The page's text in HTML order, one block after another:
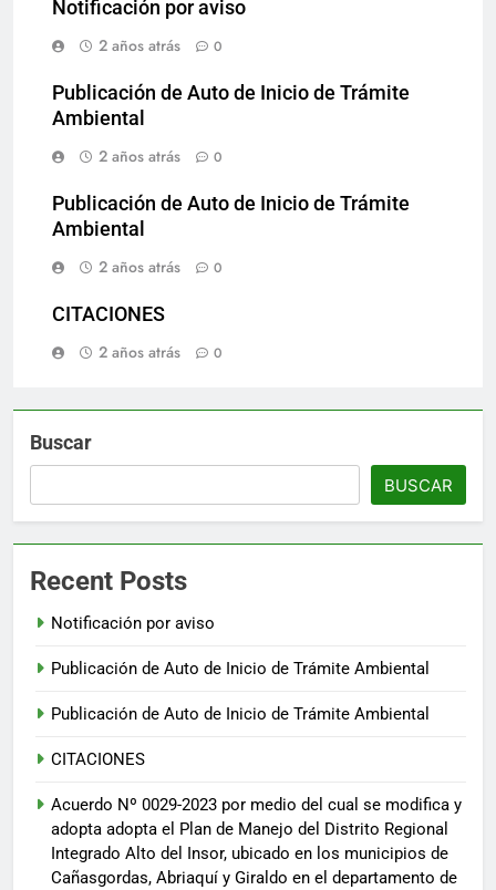
Notificación por aviso
2 años atrás
0
Publicación de Auto de Inicio de Trámite
Ambiental
2 años atrás
0
Publicación de Auto de Inicio de Trámite
Ambiental
2 años atrás
0
CITACIONES
2 años atrás
0
Buscar
BUSCAR
Recent Posts
Notificación por aviso
Publicación de Auto de Inicio de Trámite Ambiental
Publicación de Auto de Inicio de Trámite Ambiental
CITACIONES
Acuerdo Nº 0029-2023 por medio del cual se modifica y
adopta adopta el Plan de Manejo del Distrito Regional
Integrado Alto del Insor, ubicado en los municipios de
Cañasgordas, Abriaquí y Giraldo en el departamento de